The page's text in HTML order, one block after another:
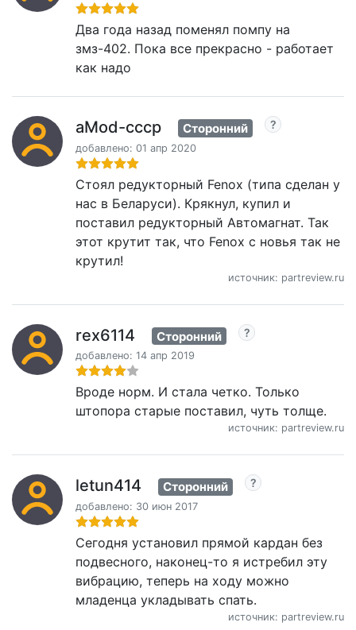
Два года назад поменял помпу на
змз-402. Пока все прекрасно - работает
как надо
aMod-cccp Сторонний
добавлено: 01 апр 2020
Стоял редукторный Fenox (типа сделан у
нас в Беларуси). Крякнул, купил и
поставил редукторный Автомагнат. Так
этот крутит так, что Fenox с новья так не
крутил!
источник: partreview.ru
rex6114 Сторонний
добавлено: 14 апр 2019
Вроде норм. И стала четко. Только
штопора старые поставил, чуть толще.
источник: partreview.ru
letun414 Сторонний
добавлено: 30 июн 2017
Сегодня установил прямой кардан без
подвесного, наконец-то я истребил эту
вибрацию, теперь на ходу можно
младенца укладывать спать.
источник: partreview.ru